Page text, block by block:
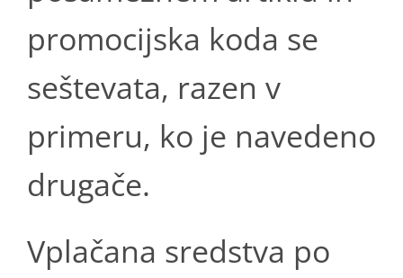
promocijska koda se
seštevata, razen v
primeru, ko je navedeno
drugače.
Vplačana sredstva po